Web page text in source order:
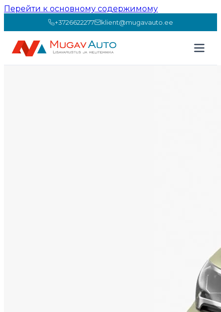
Перейти к основному содержимому
+3726622277 klient@mugavauto.ee